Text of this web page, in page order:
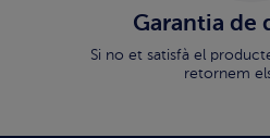
Garantia de
Si no et satisfà el
retornem